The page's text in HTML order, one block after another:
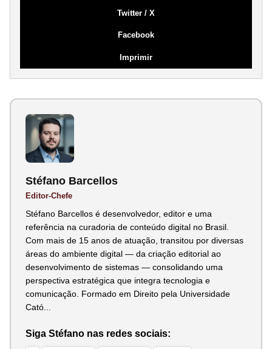
Twitter / X
Facebook
Imprimir
Stéfano Barcellos
Editor-Chefe
Stéfano Barcellos é desenvolvedor, editor e uma
referência na curadoria de conteúdo digital no Brasil.
Com mais de 15 anos de atuação, transitou por diversas
áreas do ambiente digital — da criação editorial ao
desenvolvimento de sistemas — consolidando uma
perspectiva estratégica que integra tecnologia e
comunicação. Formado em Direito pela Universidade
Cató...
Siga Stéfano nas redes sociais: